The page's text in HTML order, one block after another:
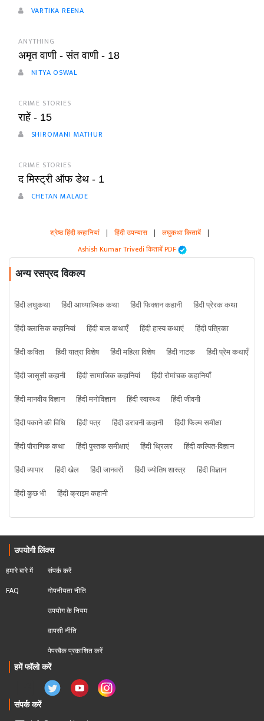
VARTIKA REENA
ANYTHING
अमृत वाणी - संत वाणी - 18
NITYA OSWAL
CRIME STORIES
राहें - 15
SHIROMANI MATHUR
CRIME STORIES
द मिस्ट्री ऑफ डेथ - 1
CHETAN MALADE
श्रेष्ठ हिंदी कहानियां | हिंदी उपन्यास | लघुकथा किताबें |
Ashish Kumar Trivedi किताबें PDF
अन्य रसप्रद विकल्प
हिंदी लघुकथा हिंदी आध्यात्मिक कथा हिंदी फिक्शन कहानी
हिंदी प्रेरक कथा
हिंदी क्लासिक कहानियां
हिंदी बाल कथाएँ हिंदी हास्य कथाएं
हिंदी पत्रिका
हिंदी कविता
हिंदी यात्रा विशेष हिंदी महिला विशेष हिंदी नाटक
हिंदी प्रेम कथाएँ
हिंदी जासूसी कहानी
हिंदी सामाजिक कहानियां
हिंदी रोमांचक कहानियाँ
हिंदी मानवीय विज्ञान
हिंदी मनोविज्ञान हिंदी स्वास्थ्य
हिंदी जीवनी
हिंदी पकाने की विधि
हिंदी पत्र हिंदी डरावनी कहानी
हिंदी फिल्म समीक्षा
हिंदी पौराणिक कथा
हिंदी पुस्तक समीक्षाएं हिंदी थ्रिलर
हिंदी कल्पित-विज्ञान
हिंदी व्यापार
हिंदी खेल हिंदी जानवरों हिंदी ज्योतिष शास्त्र
हिंदी विज्ञान
हिंदी कुछ भी
हिंदी क्राइम कहानी
उपयोगी लिंक्स
हमारे बारे में
FAQ
संपर्क करें
गोपनीयता नीति
उपयोग के नियम
वापसी नीति
पेपरबैक प्रकाशित करें
हमें फॉलो करें
संपर्क करें